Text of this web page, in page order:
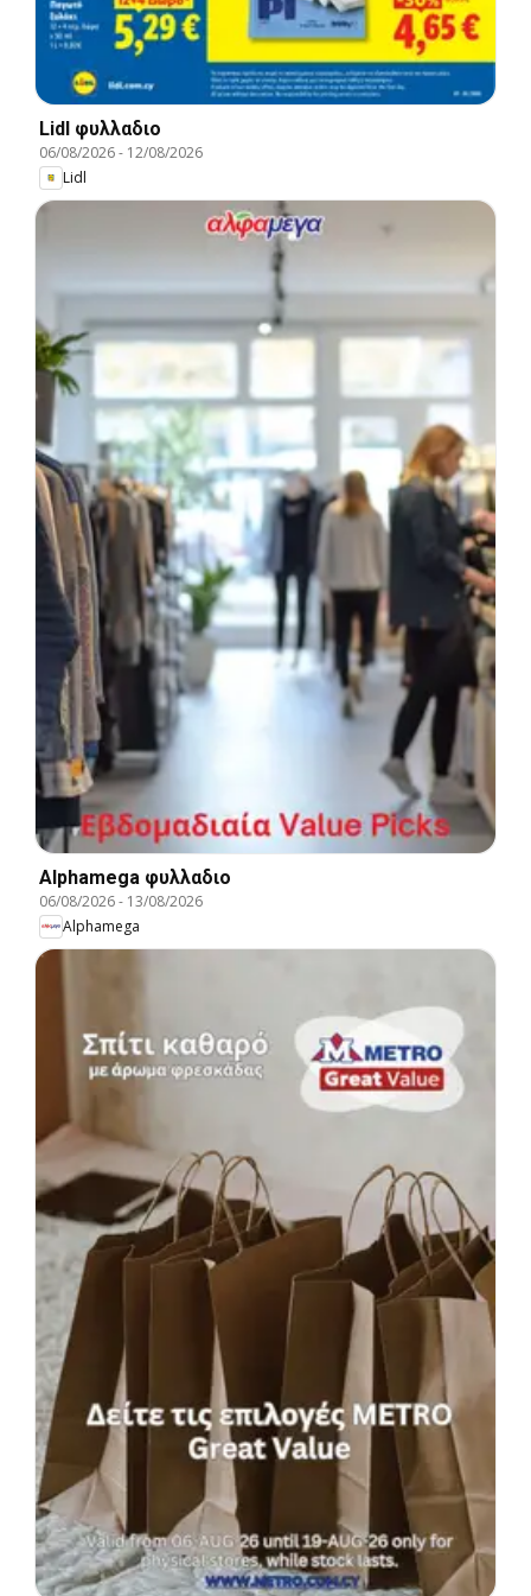
Lidl φυλλαδιο
06/08/2026- 12/08/2026
Lidl
Alphamega φυλλαδιο
06/08/2026- 13/08/2026
Alphamega